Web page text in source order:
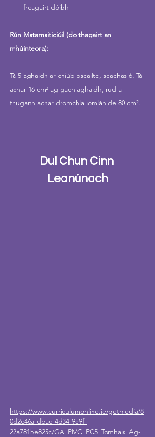
freagairt dóibh
Rún Matamaiticiúil (do thagairt an
mhúinteora):
Tá 5 aghaidh ar chiúb oscailte, seachas 6. Tá
achar 16 cm² ag gach aghaidh, rud a
thugann achar dromchla iomlán de 80 cm².
Dul Chun Cinn
Leanúnach
https://www.curriculumonline.ie/getmedia/8
0d2c46a-dbac-4d34-9e9f-
22a781be825c/GA_PMC_PC5_Tomhais_Ag-